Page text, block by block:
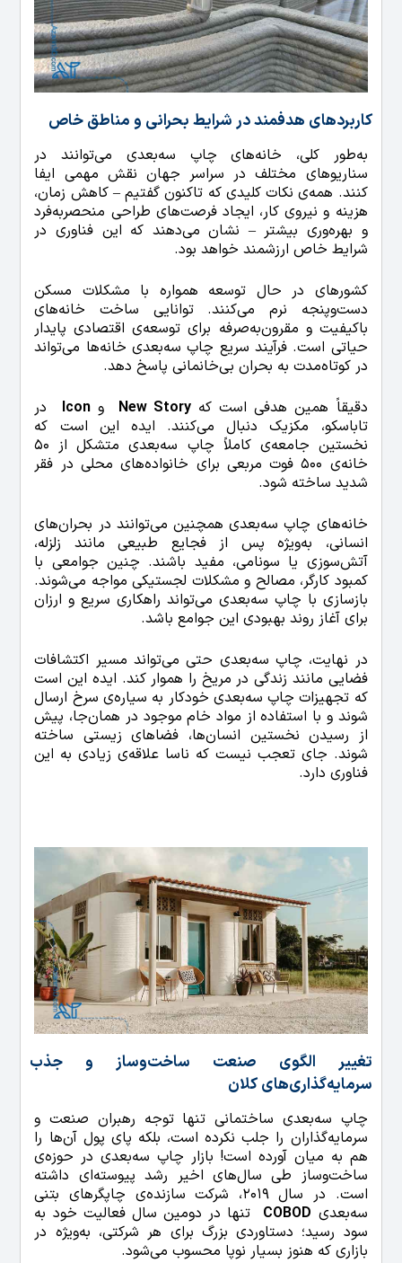
کاربردهای هدفمند در شرایط بحرانی و مناطق خاص
به‌طور کلی، خانه‌های چاپ سه‌بعدی می‌توانند در
سناریوهای مختلف در سراسر جهان نقش مهمی ایفا
کنند. همه‌ی نکات کلیدی که تاکنون گفتیم – کاهش زمان،
هزینه و نیروی کار، ایجاد فرصت‌های طراحی منحصربه‌فرد
و بهره‌وری بیشتر – نشان می‌دهند که این فناوری در
شرایط خاص ارزشمند خواهد بود.
کشورهای در حال توسعه همواره با مشکلات مسکن
دست‌وپنجه نرم می‌کنند. توانایی ساخت خانه‌های
باکیفیت و مقرون‌به‌صرفه برای توسعه‌ی اقتصادی پایدار
حیاتی است. فرآیند سریع چاپ سه‌بعدی خانه‌ها می‌تواند
در کوتاه‌مدت به بحران بی‌خانمانی پاسخ دهد.
دقیقاً همین هدفی است کهNew Story وIcon در
تاباسکو، مکزیک دنبال می‌کنند. ایده این است که
نخستین جامعه‌ی کاملاً چاپ سه‌بعدی متشکل از 50
خانه‌ی 500 فوت مربعی برای خانواده‌های محلی در فقر
شدید ساخته شود.
خانه‌های چاپ سه‌بعدی همچنین می‌توانند در بحران‌های
انسانی، به‌ویژه پس از فجایع طبیعی مانند زلزله،
آتش‌سوزی یا سونامی، مفید باشند. چنین جوامعی با
کمبود کارگر، مصالح و مشکلات لجستیکی مواجه می‌شوند.
بازسازی با چاپ سه‌بعدی می‌تواند راهکاری سریع و ارزان
برای آغاز روند بهبودی این جوامع باشد.
در نهایت، چاپ سه‌بعدی حتی می‌تواند مسیر اکتشافات
فضایی مانند زندگی در مریخ را هموار کند. ایده این است
که تجهیزات چاپ سه‌بعدی خودکار به سیاره‌ی سرخ ارسال
شوند و با استفاده از مواد خام موجود در همان‌جا، پیش
از رسیدن نخستین انسان‌ها، فضاهای زیستی ساخته
شوند. جای تعجب نیست که ناسا علاقه‌ی زیادی به این
فناوری دارد.
تغییر الگوی صنعت ساخت‌وساز و جذب
سرمایه‌گذاری‌های کلان
چاپ سه‌بعدی ساختمانی تنها توجه رهبران صنعت و
سرمایه‌گذاران را جلب نکرده است، بلکه پای پول آن‌ها را
هم به میان آورده است! بازار چاپ سه‌بعدی در حوزه‌ی
ساخت‌وساز طی سال‌های اخیر رشد پیوسته‌ای داشته
است. در سال 2019، شرکت سازنده‌ی چاپگرهای بتنی
سه‌بعدی COBOD تنها در دومین سال فعالیت خود به
سود رسید؛ دستاوردی بزرگ برای هر شرکتی، به‌ویژه در
بازاری که هنوز بسیار نوپا محسوب می‌شود.